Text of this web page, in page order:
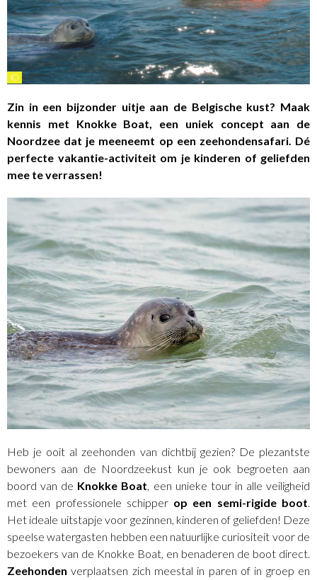
©
Zin in een bijzonder uitje aan de Belgische kust? Maak
kennis met Knokke Boat, een uniek concept aan de
Noordzee dat je meeneemt op een zeehondensafari. Dé
perfecte vakantie-activiteit om je kinderen of geliefden
mee te verrassen!
Heb je ooit al zeehonden van dichtbij gezien? De plezantste
bewoners aan de Noordzeekust kun je ook begroeten aan
boord van de Knokke Boat, een unieke tour in alle veiligheid
met een professionele schipper op een semi-rigide boot.
Het ideale uitstapje voor gezinnen, kinderen of geliefden! Deze
speelse watergasten hebben een natuurlijke curiositeit voor de
bezoekers van de Knokke Boat, en benaderen de boot direct.
Zeehonden verplaatsen zich meestal in paren of in groep en